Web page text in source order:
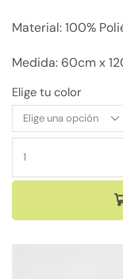
Material: 100%
Medida: 60cm x
Elige tu color